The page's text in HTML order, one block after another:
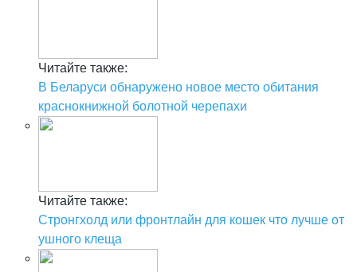
Читайте также:
В Беларуси обнаружено новое место обитания
краснокнижной болотной черепахи
Читайте также:
Стронгхолд или фронтлайн для кошек что лучше от
ушного клеща